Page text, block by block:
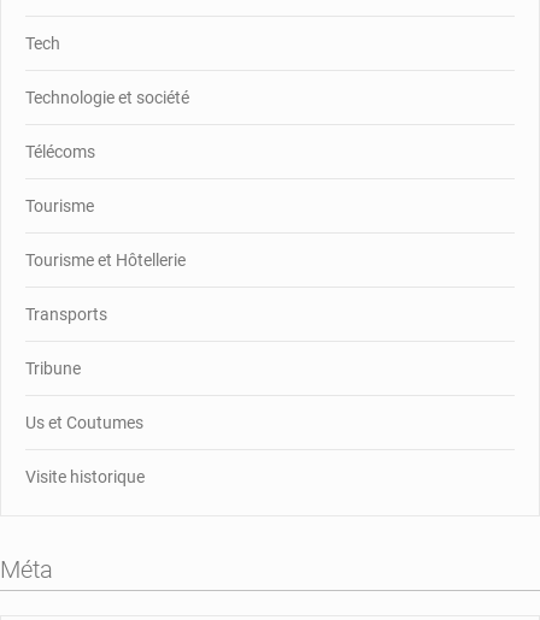
Tech
Technologie et société
Télécoms
Tourisme
Tourisme et Hôtellerie
Transports
Tribune
Us et Coutumes
Visite historique
Méta